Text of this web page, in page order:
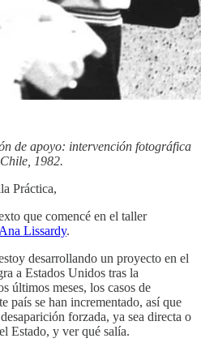
de apoyo: intervención fotográfica
1982.
Práctica,
que comencé en el taller
Ana Lissardy.
desarrollando un proyecto en el
a Estados Unidos tras la
últimos meses, los casos de
país se han incrementado, así que
forzada, ya sea directa o
Estado, y ver qué salía.